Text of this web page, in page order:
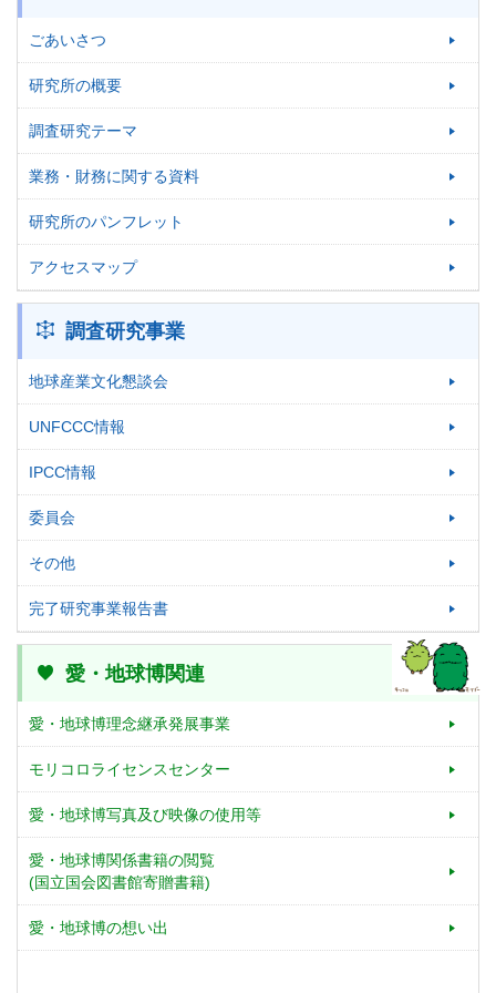
ごあいさつ
研究所の概要
調査研究テーマ
業務・財務に関する資料
研究所のパンフレット
アクセスマップ
調査研究事業
地球産業文化懇談会
UNFCCC情報
IPCC情報
委員会
その他
完了研究事業報告書
愛・地球博関連
愛・地球博理念継承発展事業
モリコロライセンスセンター
愛・地球博写真及び映像の使用等
愛・地球博関係書籍の閲覧
(国立国会図書館寄贈書籍)
愛・地球博の想い出